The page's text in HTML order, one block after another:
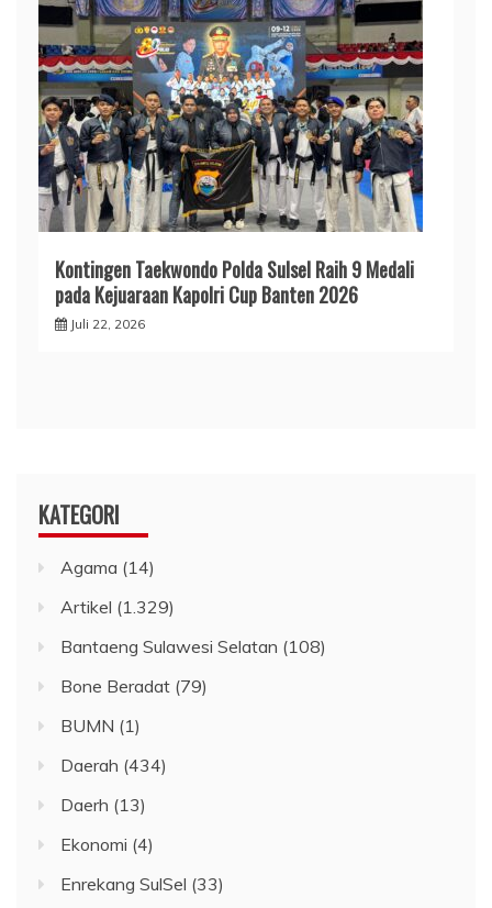
Kontingen Taekwondo Polda Sulsel Raih 9 Medali
pada Kejuaraan Kapolri Cup Banten 2026
Juli 22, 2026
KATEGORI
Agama (14)
Artikel (1.329)
Bantaeng Sulawesi Selatan (108)
Bone Beradat (79)
BUMN (1)
Daerah (434)
Daerh (13)
Ekonomi (4)
Enrekang SulSel (33)